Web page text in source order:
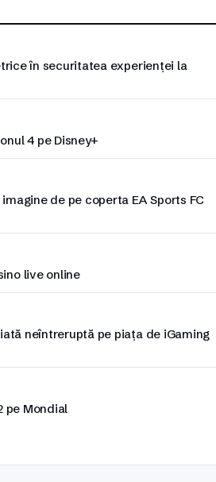
în securitatea experienței la
4 pe Disney+
de pe coperta EA Sports FC
live online
neîntreruptă pe piața de iGaming
pe Mondial